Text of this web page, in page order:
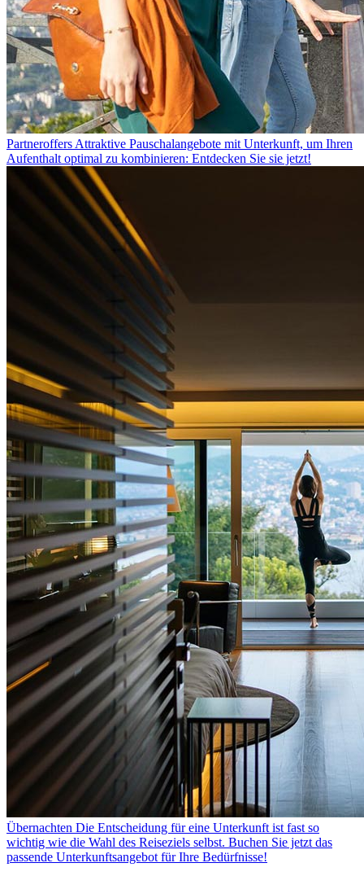
Partneroffers Attraktive Pauschalangebote mit Unterkunft, um Ihren
Aufenthalt optimal zu kombinieren: Entdecken Sie sie jetzt!
Übernachten Die Entscheidung für eine Unterkunft ist fast so
wichtig wie die Wahl des Reiseziels selbst. Buchen Sie jetzt das
passende Unterkunftsangebot für Ihre Bedürfnisse!